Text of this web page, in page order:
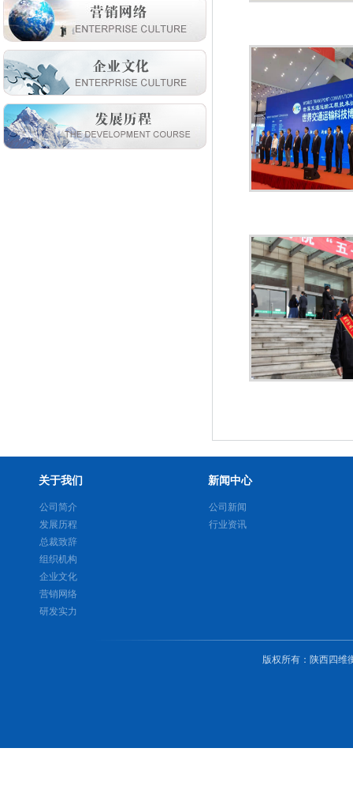
关于我们 新闻中心
公司简介
公司新闻
发展历程
行业资讯
总裁致辞
组织机构
企业文化
营销网络
研发实力
版权所有 ： 陕西四